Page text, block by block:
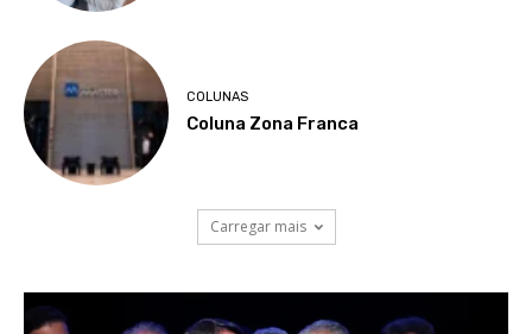
COLUNAS
Coluna Zona Franca
Carregar mais